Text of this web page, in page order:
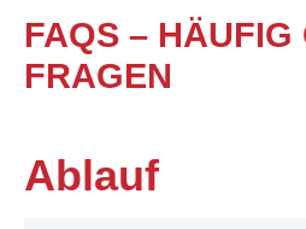
FAQS – HÄUFIG
FRAGEN
Ablauf